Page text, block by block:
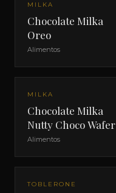
MILKA
Chocolate Milka
Oreo
Alimentos
MILKA
Chocolate Milka
Nutty Choco Wafer
Alimentos
TOBLERONE